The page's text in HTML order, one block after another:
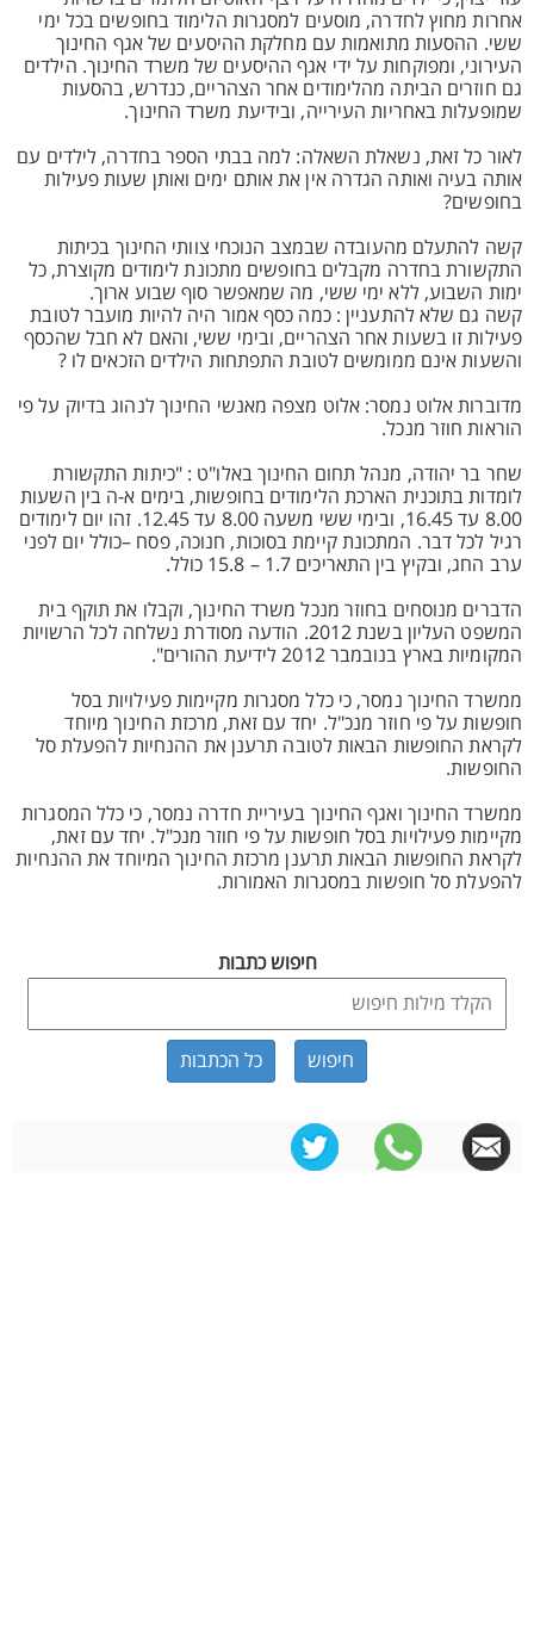
אחרות מחוץ לחדרה, מוסעים למסגרות הלימוד בחופשים בכל ימי
ששי. ההסעות מתואמות עם מחלקת ההיסעים של אגף החינוך
העירוני, ומפוקחות על ידי אגף ההיסעים של משרד החינוך. הילדים
גם חוזרים הביתה מהלימודים אחר הצהריים, כנדרש, בהסעות
שמופעלות באחריות העירייה, ובידיעת משרד החינוך.
לאור כל זאת, נשאלת השאלה: למה בבתי הספר בחדרה, לילדים עם
אותה בעיה ואותה הגדרה אין את אותם ימים ואותן שעות פעילות
בחופשים?
קשה להתעלם מהעובדה שבמצב הנוכחי צוותי החינוך בכיתות
התקשורת בחדרה מקבלים בחופשים מתכונת לימודים מקוצרת, כל
ימות השבוע, ללא ימי ששי, מה שמאפשר סוף שבוע ארוך.
קשה גם שלא להתעניין : כמה כסף אמור היה להיות מועבר לטובת
פעילות זו בשעות אחר הצהריים, ובימי ששי, והאם לא חבל שהכסף
והשעות אינם ממומשים לטובת התפתחות הילדים הזכאים לו ?
מדוברות אלוט נמסר: אלוט מצפה מאנשי החינוך לנהוג בדיוק על פי
הוראות חוזר מנכל.
שחר בר יהודה, מנהל תחום החינוך באלו"ט : "כיתות התקשורת
לומדות בתוכנית הארכת הלימודים בחופשות, בימים א-ה בין השעות
8.00 עד 16.45, ובימי ששי משעה 8.00 עד 12.45. זהו יום לימודים
רגיל לכל דבר. המתכונת קיימת בסוכות, חנוכה, פסח –כולל יום לפני
ערב החג, ובקיץ בין התאריכים 1.7 – 15.8 כולל.
הדברים מנוסחים בחוזר מנכל משרד החינוך, וקבלו את תוקף בית
המשפט העליון בשנת 2012. הודעה מסודרת נשלחה לכל הרשויות
המקומיות בארץ בנובמבר 2012 לידיעת ההורים".
ממשרד החינוך נמסר, כי כלל מסגרות מקיימות פעילויות בסל
חופשות על פי חוזר מנכ"ל. יחד עם זאת, מרכזת החינוך מיוחד
לקראת החופשות הבאות לטובה תרענן את ההנחיות להפעלת סל
החופשות.
ממשרד החינוך ואגף החינוך בעיריית חדרה נמסר, כי כלל המסגרות
מקיימות פעילויות בסל חופשות על פי חוזר מנכ"ל. יחד עם זאת,
לקראת החופשות הבאות תרענן מרכזת החינוך המיוחד את ההנחיות
להפעלת סל חופשות במסגרות האמורות.
חיפוש כתבות
כל הכתבות